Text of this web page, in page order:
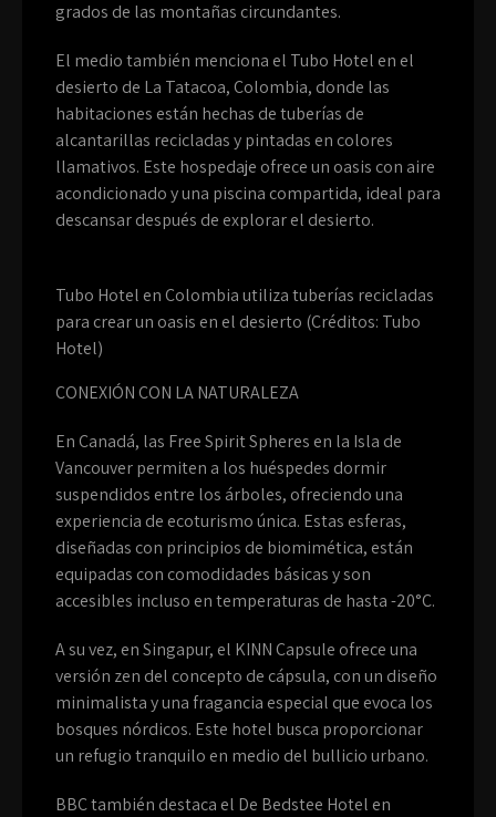
grados de las montañas circundantes.
El medio también menciona el Tubo Hotel en el
desierto de La Tatacoa, Colombia, donde las
habitaciones están hechas de tuberías de
alcantarillas recicladas y pintadas en colores
llamativos. Este hospedaje ofrece un oasis con aire
acondicionado y una piscina compartida, ideal para
descansar después de explorar el desierto.
Tubo Hotel en Colombia utiliza tuberías recicladas
para crear un oasis en el desierto (Créditos: Tubo
Hotel)
CONEXIÓN CON LA NATURALEZA
En Canadá, las Free Spirit Spheres en la Isla de
Vancouver permiten a los huéspedes dormir
suspendidos entre los árboles, ofreciendo una
experiencia de ecoturismo única. Estas esferas,
diseñadas con principios de biomimética, están
equipadas con comodidades básicas y son
accesibles incluso en temperaturas de hasta -20°C.
A su vez, en Singapur, el KINN Capsule ofrece una
versión zen del concepto de cápsula, con un diseño
minimalista y una fragancia especial que evoca los
bosques nórdicos. Este hotel busca proporcionar
un refugio tranquilo en medio del bullicio urbano.
BBC también destaca el De Bedstee Hotel en